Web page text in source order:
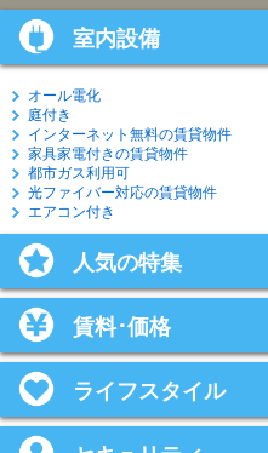
室内設備
オール電化
庭付き
インターネット無料の賃貸物件
家具家電付きの賃貸物件
都市ガス利用可
光ファイバー対応の賃貸物件
エアコン付き
人気の特集
賃料･価格
ライフスタイル